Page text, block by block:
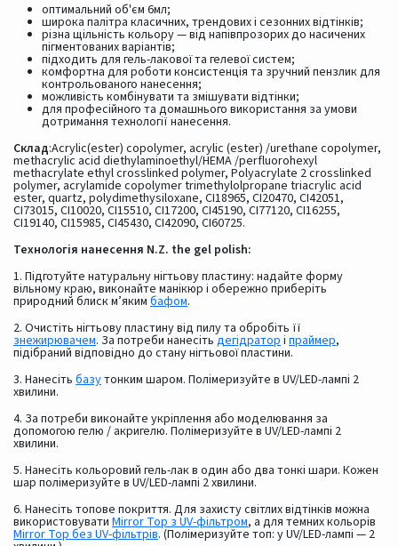
оптимальний об'єм 6мл;
широка палітра класичних, трендових і сезонних відтінків;
різна щільність кольору — від напівпрозорих до насичених
пігментованих варіантів;
підходить для гель-лакової та гелевої систем;
комфортна для роботи консистенція та зручний пензлик для
контрольованого нанесення;
можливість комбінувати та змішувати відтінки;
для професійного та домашнього використання за умови
дотримання технології нанесення.
Склад:Acrylic(ester) copolymer, acrylic (ester) /urethane copolymer,
methacrylic acid diethylaminoethyl/HEMA /perfluorohexyl
methacrylate ethyl crosslinked polymer, Polyacrylate 2 crosslinked
polymer, acrylamide copolymer trimethylolpropane triacrylic acid
ester, quartz, polydimethysiloxane, CI18965, CI20470, CI42051,
CI73015, CI10020, CI15510, CI17200, CI45190, CI77120, CI16255,
CI19140, CI15985, CI45430, CI42090, CI60725.
Технологія нанесення N.Z. the gel polish:
1. Підготуйте натуральну нігтьову пластину: надайте форму
вільному краю, виконайте манікюр і обережно приберіть
природний блиск м’яким бафом.
2. Очистіть нігтьову пластину від пилу та обробіть її
знежирювачем. За потреби нанесіть дегідраторі праймер,
підібраний відповідно до стану нігтьової пластини.
3. Нанесіть базутонким шаром. Полімеризуйте в UV/LED-лампі 2
хвилини.
4. За потреби виконайте укріплення або моделювання за
допомогою гелю / акригелю. Полімеризуйте в UV/LED-лампі 2
хвилини.
5. Нанесіть кольоровий гель-лак в один або два тонкі шари. Кожен
шар полімеризуйте в UV/LED-лампі 2 хвилини.
6. Нанесіть топове покриття. Для захисту світлих відтінків можна
використовувати Mirror Top з UV-фільтром, а для темних кольорів
Mirror Top без UV-фільтрів. (Полімеризуйте топ: у UV/LED-лампі — 2